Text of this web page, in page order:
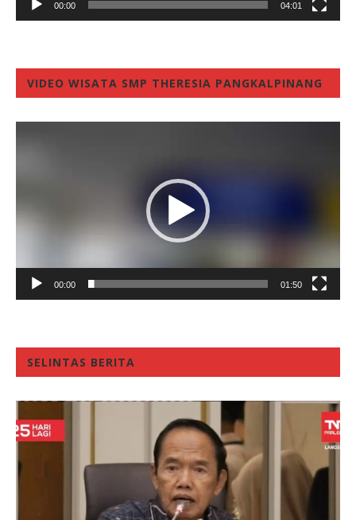
00:00 04:01
VIDEO WISATA SMP THERESIA PANGKALPINANG
00:00 01:50
SELINTAS BERITA